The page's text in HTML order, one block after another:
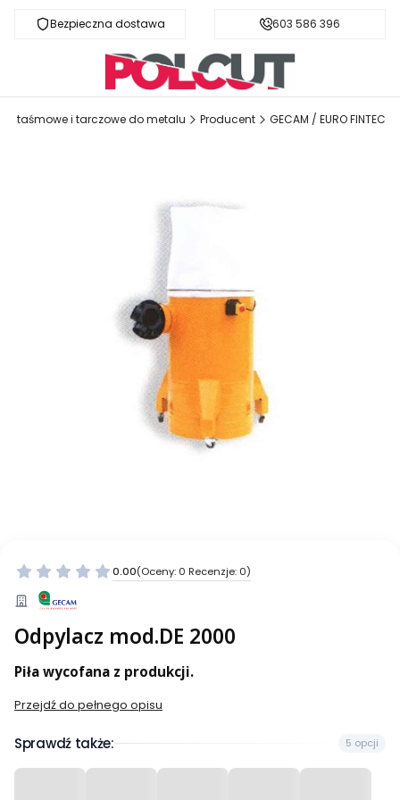
Bezpieczna dostawa Fachowa pomoc
603 586 396
taśmowe i tarczowe do metalu Producent GECAM / EURO FINTEC
0.00(Oceny: 0 Recenzje: 0)
Odpylacz mod.DE 2000
Piła wycofana z produkcji.
Przejdź do pełnego opisu
Sprawdź także: 5 opcji